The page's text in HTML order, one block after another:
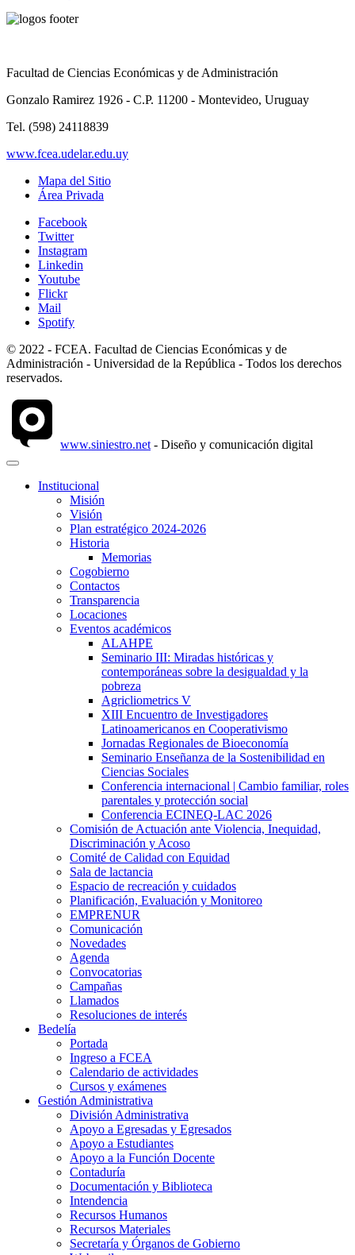
Facultad de Ciencias Económicas y de Administración
Gonzalo Ramirez 1926 - C.P. 11200 - Montevideo, Uruguay
Tel. (598) 24118839
www.fcea.udelar.edu.uy
Mapa del Sitio
Área Privada
Facebook
Twitter
Instagram
Linkedin
Youtube
Flickr
Mail
Spotify
© 2022 - FCEA. Facultad de Ciencias Económicas y de
Administración - Universidad de la República - Todos los derechos
reservados.
www.siniestro.net - Diseño y comunicación digital
Institucional
Misión
Visión
Plan estratégico 2024-2026
Historia
Memorias
Cogobierno
Contactos
Transparencia
Locaciones
Eventos académicos
ALAHPE
Seminario III: Miradas históricas y
contemporáneas sobre la desigualdad y la
pobreza
Agricliometrics V
XIII Encuentro de Investigadores
Latinoamericanos en Cooperativismo
Jornadas Regionales de Bioeconomía
Seminario Enseñanza de la Sostenibilidad en
Ciencias Sociales
Conferencia internacional | Cambio familiar, roles
parentales y protección social
Conferencia ECINEQ-LAC 2026
Comisión de Actuación ante Violencia, Inequidad,
Discriminación y Acoso
Comité de Calidad con Equidad
Sala de lactancia
Espacio de recreación y cuidados
Planificación, Evaluación y Monitoreo
EMPRENUR
Comunicación
Novedades
Agenda
Convocatorias
Campañas
Llamados
Resoluciones de interés
Bedelía
Portada
Ingreso a FCEA
Calendario de actividades
Cursos y exámenes
Gestión Administrativa
División Administrativa
Apoyo a Egresadas y Egresados
Apoyo a Estudiantes
Apoyo a la Función Docente
Contaduría
Documentación y Biblioteca
Intendencia
Recursos Humanos
Recursos Materiales
Secretaría y Órganos de Gobierno